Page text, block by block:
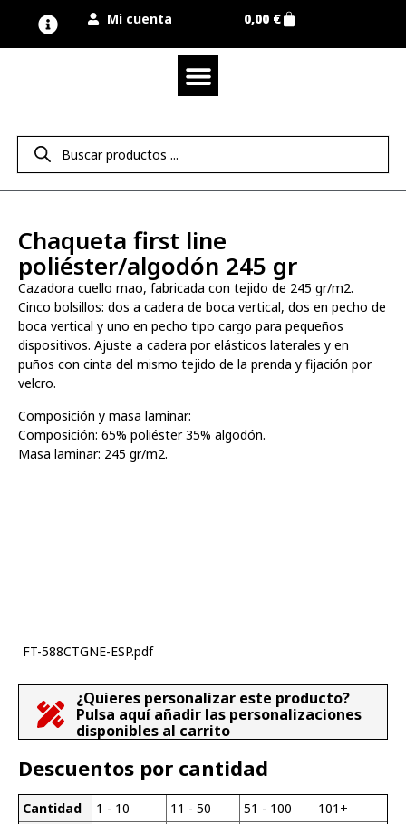
Mi cuenta 0,00 €
Chaqueta first line
poliéster/algodón 245 gr
Cazadora cuello mao, fabricada con tejido de 245 gr/m2.
Cinco bolsillos: dos a cadera de boca vertical, dos en pecho de
boca vertical y uno en pecho tipo cargo para pequeños
dispositivos. Ajuste a cadera por elásticos laterales y en
puños con cinta del mismo tejido de la prenda y fijación por
velcro.
Composición y masa laminar:
Composición: 65% poliéster 35% algodón.
Masa laminar: 245 gr/m2.
FT-588CTGNE-ESP.pdf
¿Quieres personalizar este producto?
Pulsa aquí añadir las personalizaciones
disponibles al carrito
Descuentos por cantidad
Cantidad
1 - 10
11 - 50
51 - 100
101+